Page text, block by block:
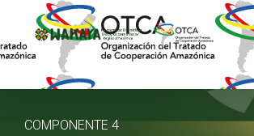
Wakaya - Programa de Diversidade Biológica para a Bacia/Região Amazônica
COMPONENTE 4